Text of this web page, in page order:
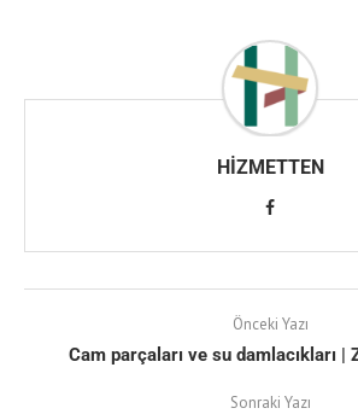
HIZMETTEN
Önceki Yazı
Cam parçaları ve su damlacıkları |
Sonraki Yazı